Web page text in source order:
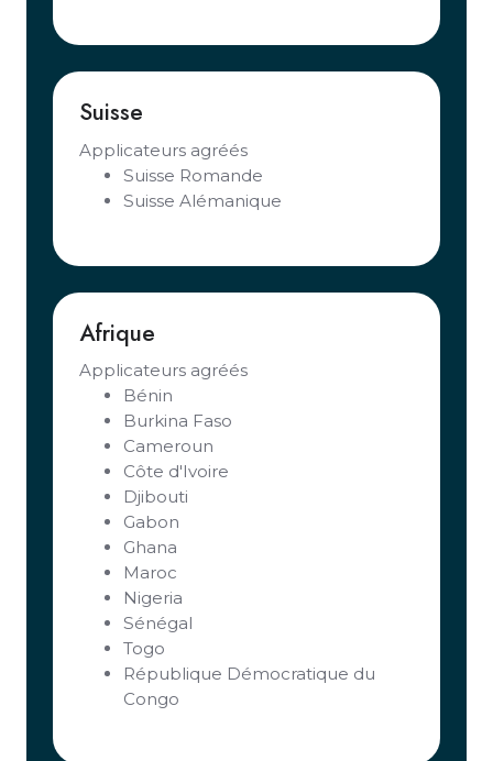
Suisse
Applicateurs agréés
Suisse Romande
Suisse Alémanique
Afrique
Applicateurs agréés
Bénin
Burkina Faso
Cameroun
Côte d'Ivoire
Djibouti
Gabon
Ghana
Maroc
Nigeria
Sénégal
Togo
République Démocratique du
Congo